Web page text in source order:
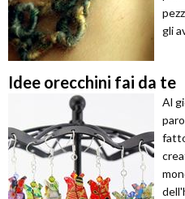
gli
Idee orecchini fai da te
Al